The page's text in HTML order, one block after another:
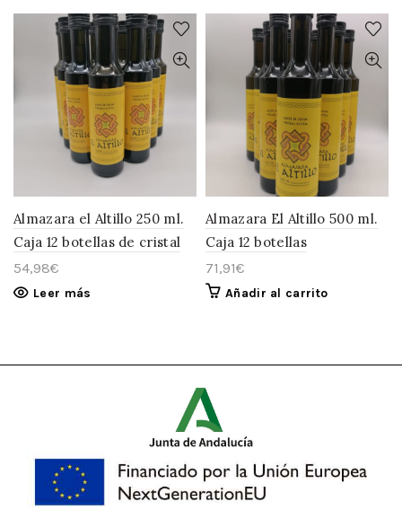
Almazara el Altillo 250 ml.
Caja 12 botellas de cristal
54,98€
Leer más
Almazara El Altillo 500 ml.
Caja 12 botellas
71,91€
Añadir al carrito